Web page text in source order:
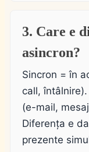
3. Care e
asincron?
Sincron = în
call,
(e-mail,
Diferența e
prezente